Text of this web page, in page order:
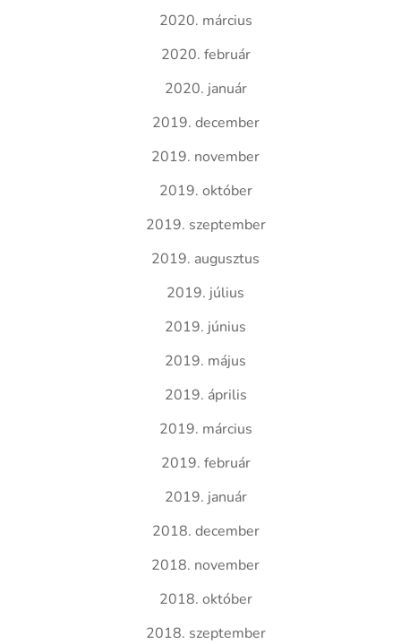
2020. március
2020. február
2020. január
2019. december
2019. november
2019. október
2019. szeptember
2019. augusztus
2019. július
2019. június
2019. május
2019. április
2019. március
2019. február
2019. január
2018. december
2018. november
2018. október
2018. szeptember